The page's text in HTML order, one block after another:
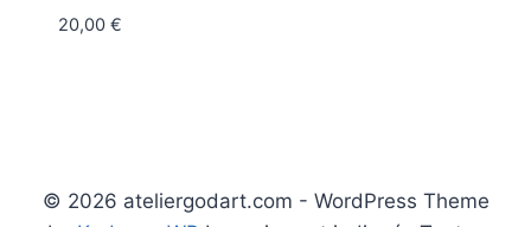
20,00 €
© 2026 ateliergodart.com - WordPress Theme